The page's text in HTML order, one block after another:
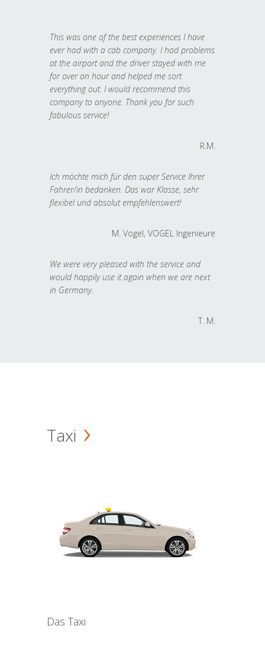
This was one of the best experiences I have
ever had with a cab company. I had problems
at the airport and the driver stayed with me
for over an hour and helped me sort
everything out. I would recommend this
company to anyone. Thank you for such
fabulous service!
R.M.
Ich möchte mich für den super Service Ihrer
Fahrer/in bedanken. Das war Klasse, sehr
flexibel und absolut empfehlenswert!
M. Vogel, VOGEL Ingenieure
We were very pleased with the service and
would happily use it again when we are next
in Germany.
T. M.
Taxi
Das Taxi